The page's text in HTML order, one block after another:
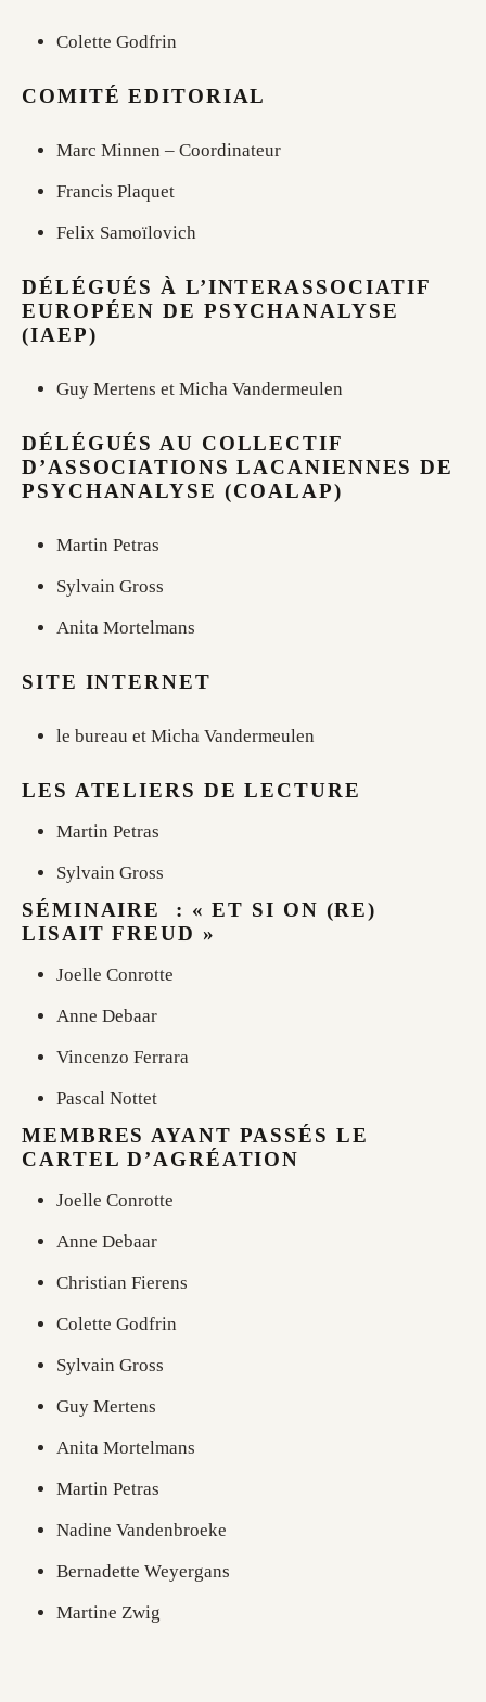
Colette Godfrin
COMITÉ EDITORIAL
Marc Minnen – Coordinateur
Francis Plaquet
Felix Samoïlovich
DÉLÉGUÉS À L’INTERASSOCIATIF
EUROPÉEN DE PSYCHANALYSE
(IAEP)
Guy Mertens et Micha Vandermeulen
DÉLÉGUÉS AU COLLECTIF
D’ASSOCIATIONS LACANIENNES DE
PSYCHANALYSE (COALAP)
Martin Petras
Sylvain Gross
Anita Mortelmans
SITE INTERNET
le bureau et Micha Vandermeulen
LES ATELIERS DE LECTURE
Martin Petras
Sylvain Gross
SÉMINAIRE : « ET SI ON (RE)
LISAIT FREUD »
Joelle Conrotte
Anne Debaar
Vincenzo Ferrara
Pascal Nottet
MEMBRES AYANT PASSÉS LE
CARTEL D’AGRÉATION
Joelle Conrotte
Anne Debaar
Christian Fierens
Colette Godfrin
Sylvain Gross
Guy Mertens
Anita Mortelmans
Martin Petras
Nadine Vandenbroeke
Bernadette Weyergans
Martine Zwig